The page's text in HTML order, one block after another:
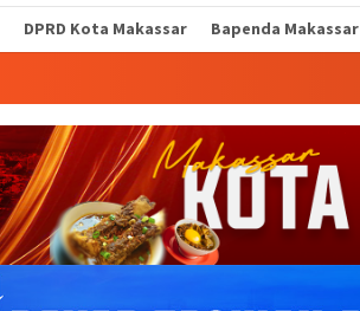
DPRD Kota Makassar Bapenda Makassar